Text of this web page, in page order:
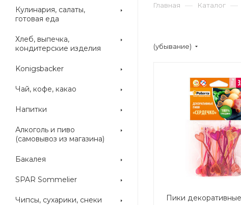
Кулинария, салаты,
готовая еда
Хлеб, выпечка,
кондитерские изделия
Konigsbacker
Чай, кофе, какао
Напитки
Алкоголь и пиво
(самовывоз из магазина)
Бакалея
SPAR Sommelier
Чипсы, сухарики, снеки
Главная — Каталог —
(убывание)
Пики декоративные